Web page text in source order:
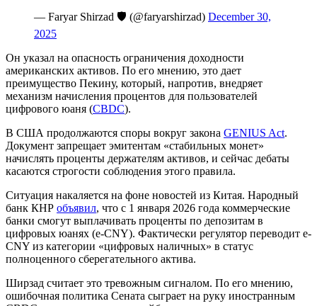
— Faryar Shirzad 🛡️ (@faryarshirzad) December 30,
2025
Он указал на опасность ограничения доходности
американских активов. По его мнению, это дает
преимущество Пекину, который, напротив, внедряет
механизм начисления процентов для пользователей
цифрового юаня (CBDC).
В США продолжаются споры вокруг закона GENIUS Act.
Документ запрещает эмитентам «стабильных монет»
начислять проценты держателям активов, и сейчас дебаты
касаются строгости соблюдения этого правила.
Ситуация накаляется на фоне новостей из Китая. Народный
банк КНР объявил, что с 1 января 2026 года коммерческие
банки смогут выплачивать проценты по депозитам в
цифровых юанях (e-CNY). Фактически регулятор переводит e-
CNY из категории «цифровых наличных» в статус
полноценного сберегательного актива.
Ширзад считает это тревожным сигналом. По его мнению,
ошибочная политика Сената сыграет на руку иностранным